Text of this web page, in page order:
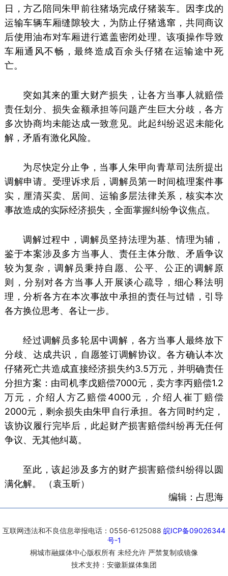
日，方乙陪同朱甲前往猪场完成仔猪装车。因李戊的
运输车辆车厢缝隙较大，为防止仔猪逃窜，共同商议
后使用油布对车厢进行遮盖密闭处理。该项操作导致
车厢通风不畅，最终造成百余头仔猪在运输途中死
亡。
突如其来的重大财产损失，让各方当事人就赔偿
责任划分、损失金额承担等问题产生巨大分歧，各方
多次协商均未能达成一致意见。此起纠纷迟迟未能化
解，矛盾有激化风险。
为尽快定分止争，当事人朱甲向青草司法所提出
调解申请。受理诉求后，调解员第一时间梳理案件事
实，厘清买卖、居间、运输多层法律关系，核实本次
事故造成的实际经济损失，全面掌握纠纷争议焦点。
调解过程中，调解员坚持法理为基、情理为辅，
鉴于本案涉及多方当事人、责任主体分散、矛盾争议
较为复杂，调解员秉持自愿、公平、公正的调解原
则，分别对各方当事人开展谈心疏导，细心释法明
理，分析各方在本次事故中承担的责任与过错，引导
各方换位思考、各让一步。
经过调解员多轮居中调解，各方当事人最终放下
分歧、达成共识，自愿签订调解协议。各方确认本次
仔猪死亡共造成直接经济损失约3.5万元，并明确责任
分担方案：由司机李戊赔偿7000元，卖方李丙赔偿1.2
万元，介绍人方乙赔偿4000元，介绍人崔丁赔偿
2000元，剩余损失由朱甲自行承担。各方同时约定，
该协议履行完毕后，此起财产损害赔偿纠纷再无任何
争议、无其他纠葛。
至此，该起涉及多方的财产损害赔偿纠纷得以圆
满化解。 （袁玉昕）
编辑：占思海
互联网违法和不良信息举报电话：0556-6125088 皖ICP备09026344
号-1
桐城市融媒体中心版权所有 未经允许 严禁复制或镜像
技术支持：安徽新媒体集团